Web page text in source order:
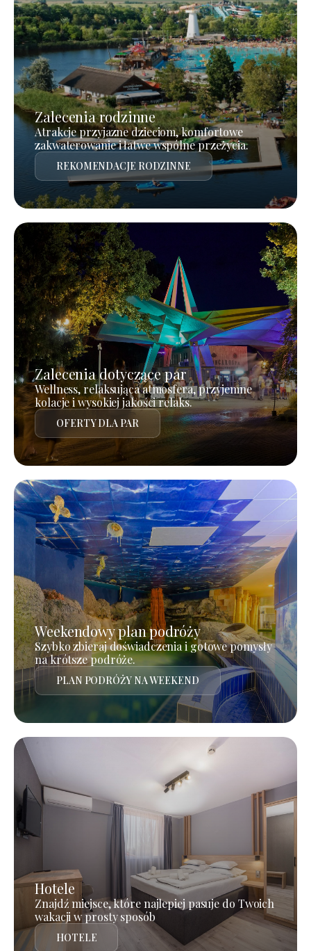
Zalecenia rodzinne
Atrakcje przyjazne dzieciom, komfortowe
zakwaterowanie i łatwe wspólne przeżycia.
REKOMENDACJE RODZINNE
Zalecenia dotyczące par
Wellness, relaksująca atmosfera, przyjemne
kolacje i wysokiej jakości relaks.
OFERTY DLA PAR
Weekendowy plan podróży
Szybko zbieraj doświadczenia i gotowe pomysły
na krótsze podróże.
PLAN PODRÓŻY NA WEEKEND
Hotele
Znajdź miejsce, które najlepiej pasuje do Twoich
wakacji w prosty sposób
HOTELE